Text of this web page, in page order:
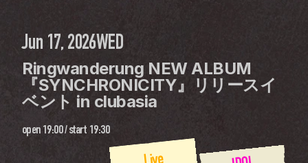
Jun 17, 2026WED
Ringwanderung NEW ALBUM
『SYNCHRONICITY』リリースイ
ベント in clubasia
open 19:00 / start 19:30